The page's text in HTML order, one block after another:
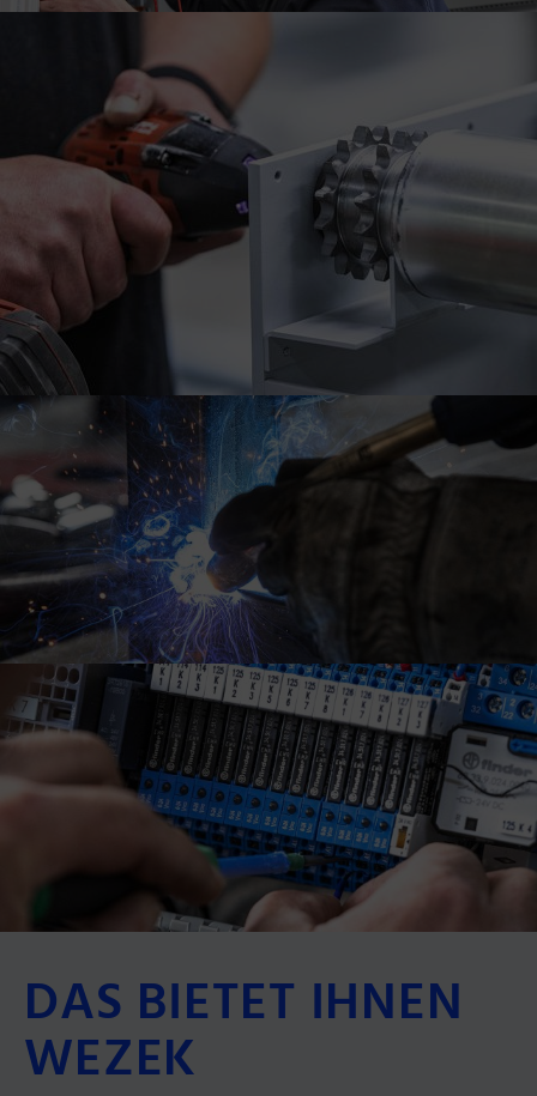
DAS BIETET IHNEN
WEZEK